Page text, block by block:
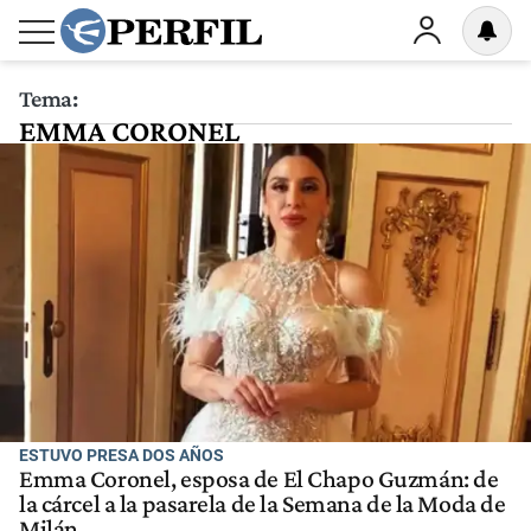
Tema:
EMMA CORONEL
ESTUVO PRESA DOS AÑOS
Emma Coronel, esposa de El Chapo Guzmán: de
la cárcel a la pasarela de la Semana de la Moda de